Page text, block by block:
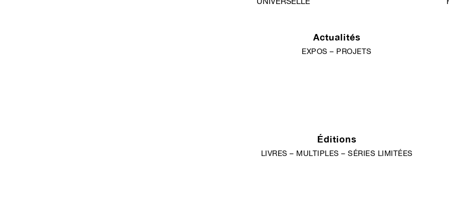
Actualités
EXPOS – PROJETS
Éditions
LIVRES – MULTIPLES – SÉRIES LIMITÉES